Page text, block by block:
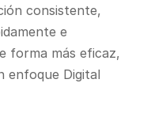
consistente,
e
forma más eficaz,
enfoque Digital